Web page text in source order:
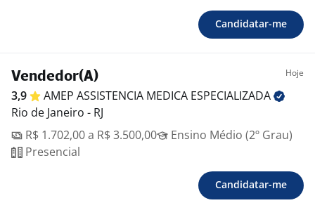
Candidatar-me
Vendedor(A) Hoje
3,9 AMEP ASSISTENCIA MEDICA ESPECIALIZADA
Rio de Janeiro - RJ
R$ 1.702,00 a R$ 3.500,00
Ensino Médio (2º Grau)
Presencial
Candidatar-me